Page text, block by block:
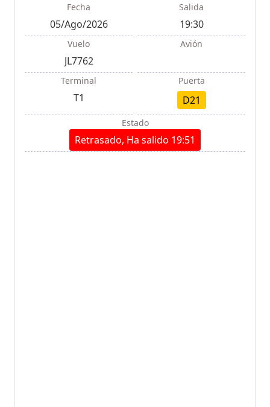
Fecha
05/Ago/2026
Salida
19:30
Vuelo
JL7762
Avión
Terminal
T1
Puerta
D21
Estado
Retrasado, Ha salido 19:51